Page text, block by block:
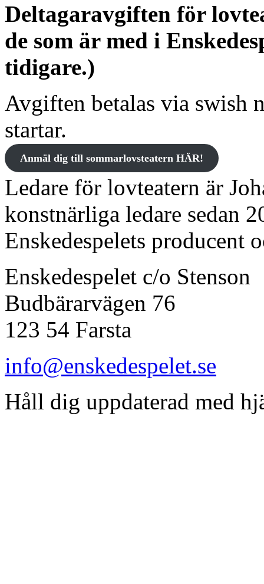
Deltagaravgiften för
de som är med i
tidigare.)
Avgiften betalas via swish
startar.
Anmäl dig till sommarlovsteatern HÄR!
Ledare för lovteatern är
konstnärliga ledare sedan
Enskedespelets producent
Enskedespelet c/o Stenson
Budbärarvägen 76
123 54 Farsta
info@enskedespelet.se
Håll dig uppdaterad med